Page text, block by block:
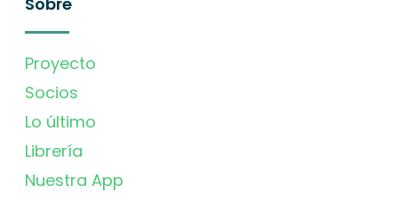
Proyecto
Socios
Lo último
Librería
Nuestra App